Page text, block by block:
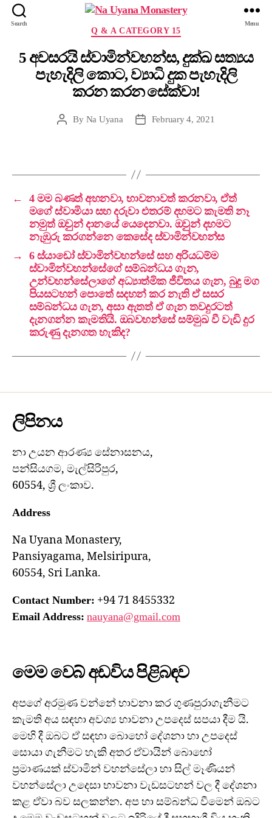
Search Menu
Q & A CATEGORY 15
5 අවසරයි ස්වාමින්වහන්ස, දුක්ඛ සත්‍යය
පැහැදිලි කොට, ව්‍යාධි දුක පැහැදිලි
කරන කරන සේක්වා!
By Na Uyana February 4, 2021
←
4 මම බණත් අහනවා, භාවනාවත් කරනවා, ඒත්
මගේ ස්වාමියා සහ දරුවා එතරම් දහමට කැමති නෑ
නමුත් ඔවුුුන් දානයේ යෙදෙනවා. ඔවුුුුන් දහමට
නැඹුරු කරගන්නෙ කෙසේද ස්වාමින්වහන්ස
→
6 ස්යාඩෝ ස්වාමින්වහන්සේ සහ අරියධම්ම
ස්වාමින්වහන්සේගේ සම්බන්ධය ගැන,
උන්වහන්සේලාගේ අධ්‍යාත්මික ජීවිතය ගැන, බුදු මග
පියසටහන් පොතේ සදහන් කර නැති ඒ සසර
සම්බන්ධය ගැන, අසා ඇතත් ඒ ගැන තවදුරටත්
දැනගන්න කැමතියි. ඔබවහන්සේ සම්මුඛ වී වැඩි දුර
කරුණු දැනගත හැකිද?
ලිපිනය
නා උයන ආරණ්‍ය සේනාසනය,
පන්සියගම, මැල්සිරිපුර,
60554, ශ්‍රී ලංකාව.
Address
Na Uyana Monastery,
Pansiyagama, Melsiripura,
60554, Sri Lanka.
Contact Number: +94 71 8455332
Email Address: nauyana@gmail.com
මෙම වෙබ් අඩවිය පිළිබඳව
අපගේ අරමුණ වන්නේ භාවනා කර ගුණපුරාගැනීමට
කැමති අය සඳහා අවශ්‍ය භාවනා උපදෙස් සපයා දීම යි.
මෙහි දී ඔබට ඒ සඳහා බොහෝ දේශනා හා උපදෙස්
සොයා ගැනීමට හැකි අතර ඒවායින් බොහෝ
ප්‍රමාණයක් ස්වාමින් වහන්සේලා හා සිල් මෑණියන්
වහන්සේලා උදෙසා භාවනා වැඩසටහන් වල දී දේශනා
කළ ඒවා බව සලකන්න. අප හා සම්බන්ධ වීමෙන් ඔබට